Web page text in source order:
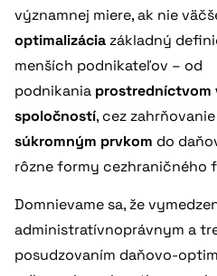
významnej miere, ak nie
optimalizácia základný
menších podnikateľov – od
podnikania prostredníctvom
spoločností, cez
súkromným prvkom do
rôzne formy cezhraničného
Domnievame sa, že
administratívnoprávnym a
posudzovaním daňovo-